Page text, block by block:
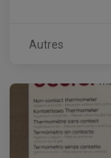
Autres